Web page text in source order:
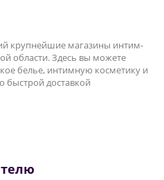
крупнейшие магазины интим-
области. Здесь вы можете
белье, интимную косметику и
доставкой